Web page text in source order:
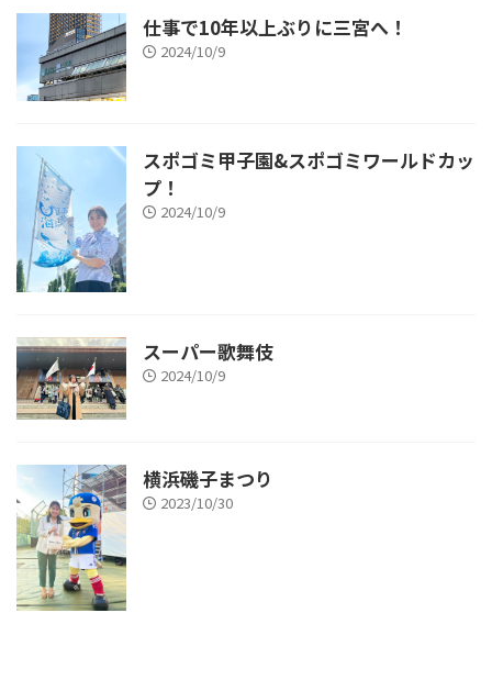
仕事で10年以上ぶりに三宮へ！
2024/10/9
スポゴミ甲子園&スポゴミワールドカッ
プ！
2024/10/9
スーパー歌舞伎
2024/10/9
横浜磯子まつり
2023/10/30